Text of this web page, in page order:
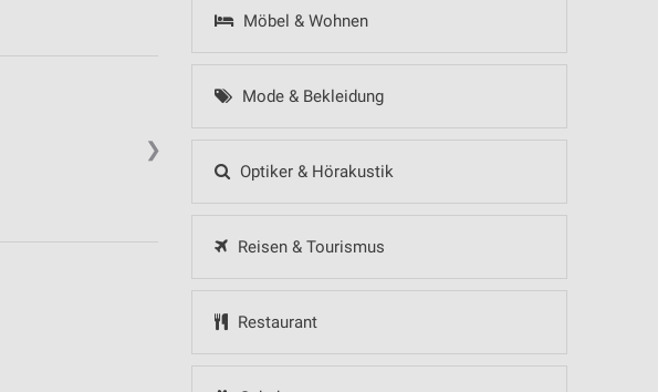
Möbel & Wohnen
Mode & Bekleidung
Optiker & Hörakustik
Reisen & Tourismus
Restaurant
❯